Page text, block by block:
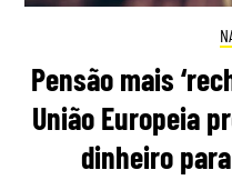
Pensão mais
União Europeia
dinheiro